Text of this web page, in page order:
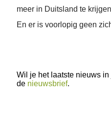
meer in Duitsland te
En er is voorlopig geen
Wil je het laatste nieuws
de nieuwsbrief.